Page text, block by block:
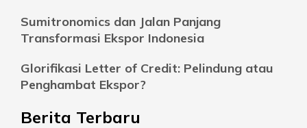
Sumitronomics dan Jalan Panjang
Transformasi Ekspor Indonesia
Glorifikasi Letter of Credit: Pelindung atau
Penghambat Ekspor?
Berita Terbaru